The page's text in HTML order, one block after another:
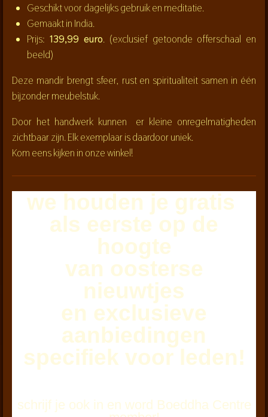
Geschikt voor dagelijks gebruik en meditatie.
Gemaakt in India.
Prijs: 139,99 euro. (exclusief getoonde offerschaal en
beeld)
Deze mandir brengt sfeer, rust en spiritualiteit samen in één
bijzonder meubelstuk.
Door het handwerk kunnen er kleine onregelmatigheden
zichtbaar zijn. Elk exemplaar is daardoor uniek.
Kom eens kijken in onze winkel!
we houden je gratis
als eerste op de
hoogte
van oosterse
nieuwtjes
en exclusieve
aanbiedingen
specifiek voor leden!
schrijf je ook in en word Boeddha Centre